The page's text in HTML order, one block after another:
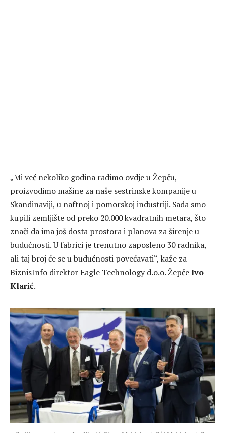
„Mi već nekoliko godina radimo ovdje u Žepču,
proizvodimo mašine za naše sestrinske kompanije u
Skandinaviji, u naftnoj i pomorskoj industriji. Sada smo
kupili zemljište od preko 20.000 kvadratnih metara, što
znači da ima još dosta prostora i planova za širenje u
budućnosti. U fabrici je trenutno zaposleno 30 radnika,
ali taj broj će se u budućnosti povećavati“, kaže za
BiznisInfo direktor Eagle Technology d.o.o. ŽepčeIvo
Klarić.